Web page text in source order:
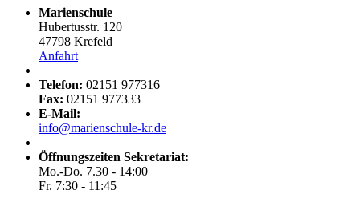
Marienschule
Hubertusstr. 120
47798 Krefeld
Anfahrt
Telefon: 02151 977316
Fax: 02151 977333
E-Mail:
info@marienschule-kr.de
Öffnungszeiten Sekretariat:
Mo.-Do. 7.30 - 14:00
Fr. 7:30 - 11:45